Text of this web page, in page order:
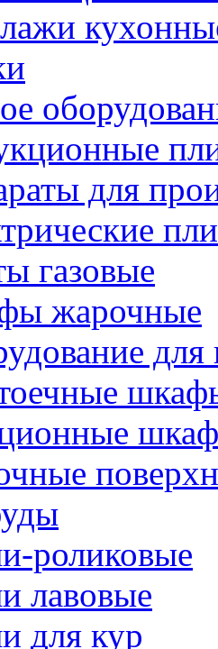
для
газовые
жарочные
роликовые
лавовые
для кур